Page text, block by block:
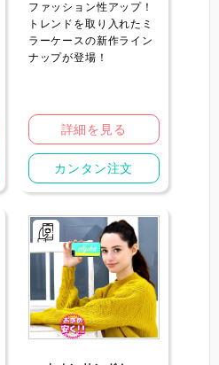
ファッション性アップ！
トレンドを取り入れたミ
ラーケースの新作ライン
ナップが登場！
詳細を見る
カンタン注文